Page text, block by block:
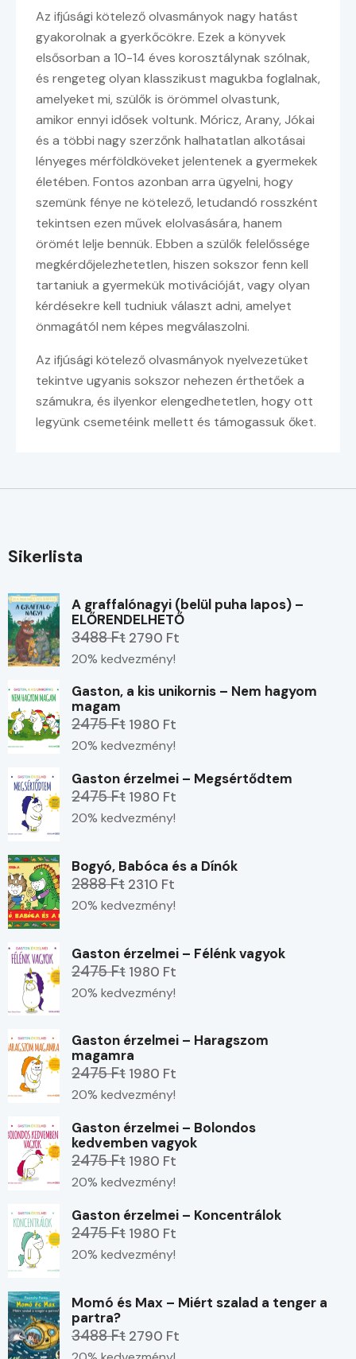
Az ifjúsági kötelező olvasmányok nagy hatást
gyakorolnak a gyerkőcökre. Ezek a könyvek
elsősorban a 10-14 éves korosztálynak szólnak,
és rengeteg olyan klasszikust magukba foglalnak,
amelyeket mi, szülők is örömmel olvastunk,
amikor ennyi idősek voltunk. Móricz, Arany, Jókai
és a többi nagy szerzőnk halhatatlan alkotásai
lényeges mérföldköveket jelentenek a gyermekek
életében. Fontos azonban arra ügyelni, hogy
szemünk fénye ne kötelező, letudandó rosszként
tekintsen ezen művek elolvasására, hanem
örömét lelje bennük. Ebben a szülők felelőssége
megkérdőjelezhetetlen, hiszen sokszor fenn kell
tartaniuk a gyermekük motivációját, vagy olyan
kérdésekre kell tudniuk választ adni, amelyet
önmagától nem képes megválaszolni.
Az ifjúsági kötelező olvasmányok nyelvezetüket
tekintve ugyanis sokszor nehezen érthetőek a
számukra, és ilyenkor elengedhetetlen, hogy ott
legyünk csemetéink mellett és támogassuk őket.
Sikerlista
A graffalónagyi (belül puha lapos) –
ELŐRENDELHETŐ
3488 Ft 2790 Ft
20% kedvezmény!
Gaston, a kis unikornis – Nem hagyom
magam
2475 Ft 1980 Ft
20% kedvezmény!
Gaston érzelmei – Megsértődtem
2475 Ft 1980 Ft
20% kedvezmény!
Bogyó, Babóca és a Dínók
2888 Ft 2310 Ft
20% kedvezmény!
Gaston érzelmei – Félénk vagyok
2475 Ft 1980 Ft
20% kedvezmény!
Gaston érzelmei – Haragszom
magamra
2475 Ft 1980 Ft
20% kedvezmény!
Gaston érzelmei – Bolondos
kedvemben vagyok
2475 Ft 1980 Ft
20% kedvezmény!
Gaston érzelmei – Koncentrálok
2475 Ft 1980 Ft
20% kedvezmény!
Momó és Max – Miért szalad a tenger a
partra?
3488 Ft 2790 Ft